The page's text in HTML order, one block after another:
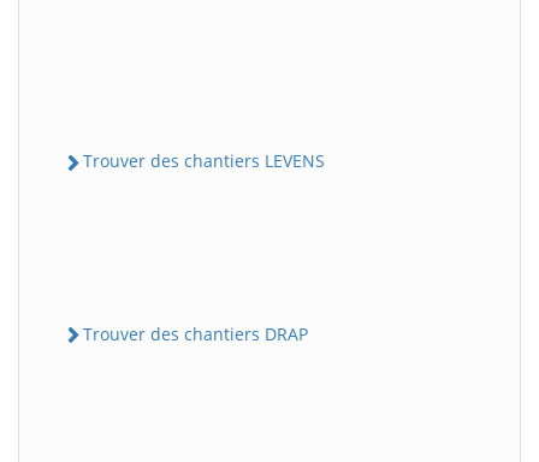
Trouver des chantiers LEVENS
Trouver des chantiers DRAP